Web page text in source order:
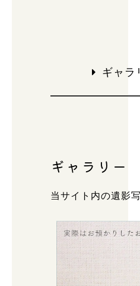
ギャ
ギャラリー
当サイト内の遺影